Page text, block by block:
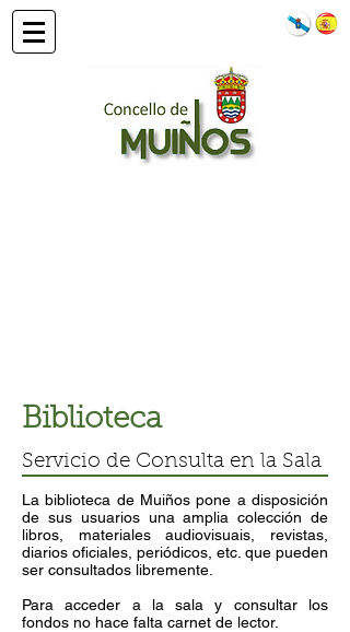
Biblioteca
Servicio de Consulta en la Sala
La biblioteca de Muiños pone a disposición
de sus usuarios una amplia colección de
libros, materiales audiovisuais, revistas,
diarios oficiales, periódicos, etc. que pueden
ser consultados libremente.
Para acceder a la sala y consultar los
fondos no hace falta carnet de lector.